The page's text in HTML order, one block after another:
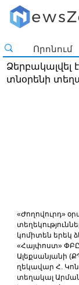
Ձերբակալվել
տնօրենի
«Ժողովուրդ»
կոմիտեն երեկ
«Հայփոստ»
Ալեքսանյանի
ղեկավար Հ.
տեղակալ